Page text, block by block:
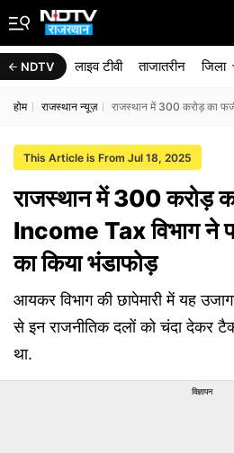
NDTV लाइव टीवी ताजातरीन जिला
होम राजस्थान न्यूज़ राजस्थान में 300 करोड़ का
This Article is From Jul 18, 2025
राजस्थान में 300 करोड़ का
Income Tax विभाग ने
का किया भंडाफोड़
आयकर विभाग की छापेमारी में यह
से इन राजनीतिक दलों को चंदा देकर
था.
विज्ञापन